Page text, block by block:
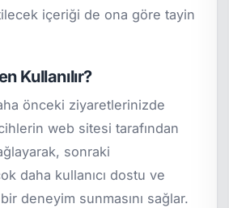
içeriği de ona göre tayin
Kullanılır?
önceki ziyaretlerinizde
web sitesi tarafından
sonraki
daha kullanıcı dostu ve
deneyim sunmasını sağlar.